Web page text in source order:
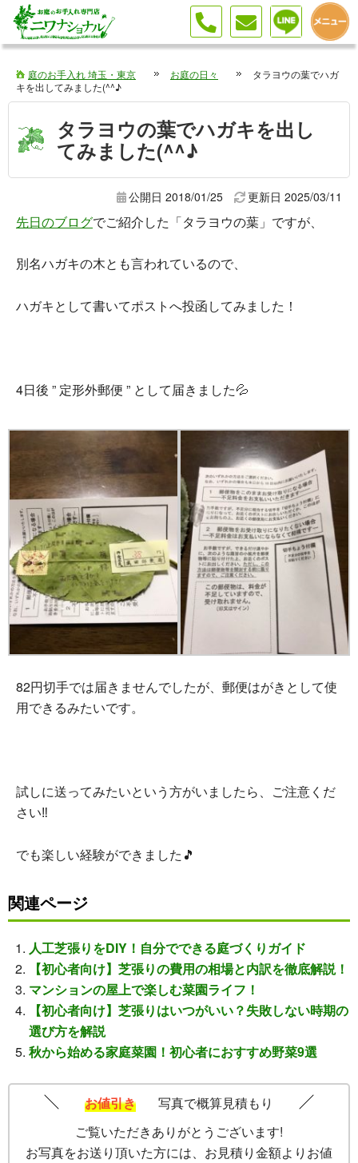
庭のお手入れ 埼玉・東京 お庭の日々
タラヨウの葉でハガ
キを出してみました(^^♪
タラヨウの葉でハガキを出し
てみました(^^♪
公開日 2018/01/25 更新日 2025/03/11
先日のブログでご紹介した「タラヨウの葉」ですが、
別名ハガキの木とも言われているので、
ハガキとして書いてポストへ投函してみました！
4日後 ” 定形外郵便 ” として届きました💦
82円切手では届きませんでしたが、郵便はがきとして使
用できるみたいです。
試しに送ってみたいという方がいましたら、ご注意くだ
さい‼
でも楽しい経験ができました🎵
関連ページ
人工芝張りをDIY！自分でできる庭づくりガイド
【初心者向け】芝張りの費用の相場と内訳を徹底解説！
マンションの屋上で楽しむ菜園ライフ！
【初心者向け】芝張りはいつがいい？失敗しない時期の
選び方を解説
秋から始める家庭菜園！初心者におすすめ野菜9選
お値引き
写真で概算見積もり
ご覧いただきありがとうございます!
お写真をお送り頂いた方には、お見積り金額よりお値